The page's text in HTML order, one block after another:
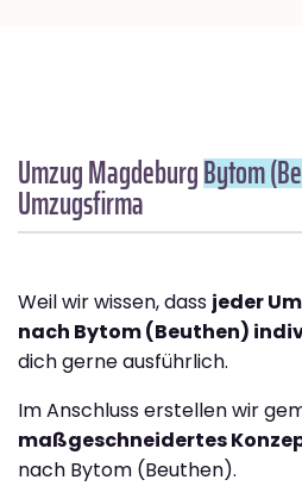
Umzug MagdeburgBytom
Umzugsfirma
Weil wir wissen, dass jeder
nach Bytom (Beuthen)
dich gerne ausführlich.
Im Anschluss erstellen wir
maßgeschneidertes
nach Bytom (Beuthen).